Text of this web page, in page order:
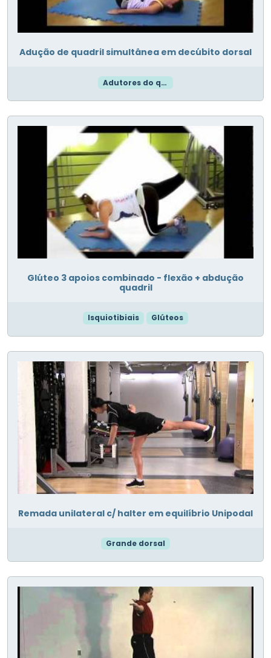
Adução de quadril simultânea em decúbito dorsal
Adutores do quadril
Glúteo 3 apoios combinado - flexão + abdução
quadril
Isquiotibiais Glúteos
Remada unilateral c/ halter em equilíbrio Unipodal
Grande dorsal